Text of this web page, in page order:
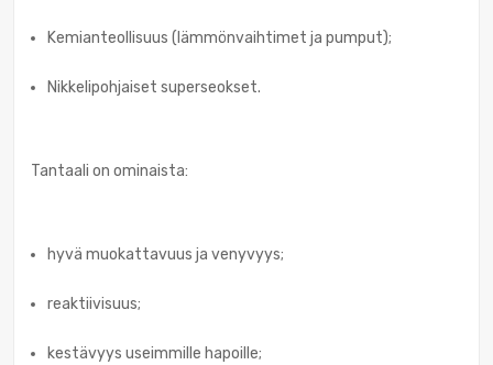
Kemianteollisuus (lämmönvaihtimet ja pumput);
Nikkelipohjaiset superseokset.
Tantaali on ominaista:
hyvä muokattavuus ja venyvyys;
reaktiivisuus;
kestävyys useimmille hapoille;